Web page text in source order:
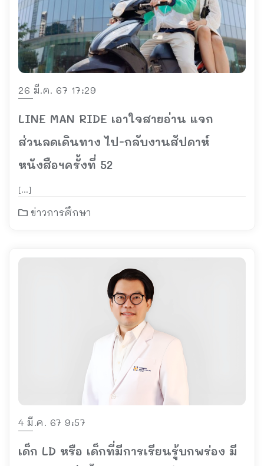
26 มี.ค. 67 17:29
LINE MAN RIDE เอาใจสายอ่าน แจก
ส่วนลดเดินทาง ไป-กลับงานสัปดาห์
หนังสือฯครั้งที่ 52
[…]
ข่าวการศึกษา
4 มี.ค. 67 9:57
เด็ก LD หรือ เด็กที่มีการเรียนรู้บกพร่อง มี